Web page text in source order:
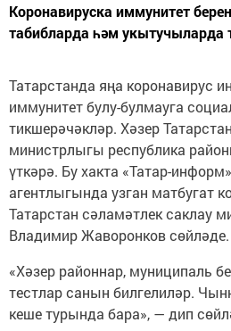
Коронавируска иммунитет
табибларда һәм укытучыларда
Татарстанда яңа коронавирус
иммунитет булу-булмауга
тикшерәчәкләр. Хәзер
министрлыгы республика
үткәрә. Бу хакта «Татар-
агентлыгында узган матбугат
Татарстан сәламәтлек саклау
Владимир Жаворонков сөйләде.
«Хәзер районнар, муниципаль
тестлар санын билгелиләр.
кеше турында бара», — дип